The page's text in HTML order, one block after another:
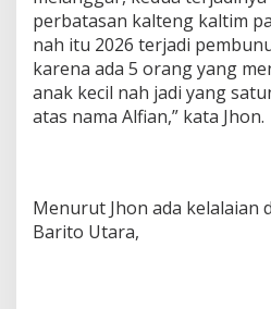
perbatasan kalteng kaltim
nah itu 2026 terjadi
karena ada 5 orang yang
anak kecil nah jadi yang
atas nama Alfian,” kata Jhon.
Menurut Jhon ada kelalaian
Barito Utara,